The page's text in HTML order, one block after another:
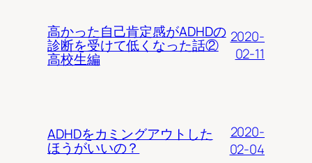
高かった自己肯定感がADHDの
診断を受けて低くなった話②
高校生編
2020-
02-11
ADHDをカミングアウトした
ほうがいいの？
2020-
02-04